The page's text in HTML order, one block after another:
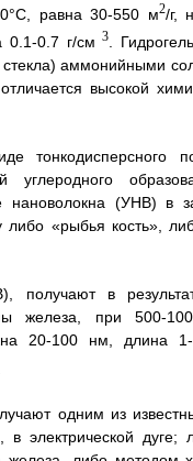
равна 30-550 м2/г,
0.1-0.7 г/см 3
.
аммонийными
высокой
тонкодисперсного
углеродного
(УНВ) в
«рыбья кость»,
в
железа, при 500-
20-100 нм, длина
одним из
электрической дуге;